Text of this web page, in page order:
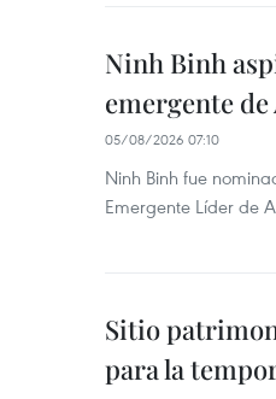
Ninh Binh
emergente de
05/08/2026 07:10
Ninh Binh fue
Emergente Líder de
Sitio
para la